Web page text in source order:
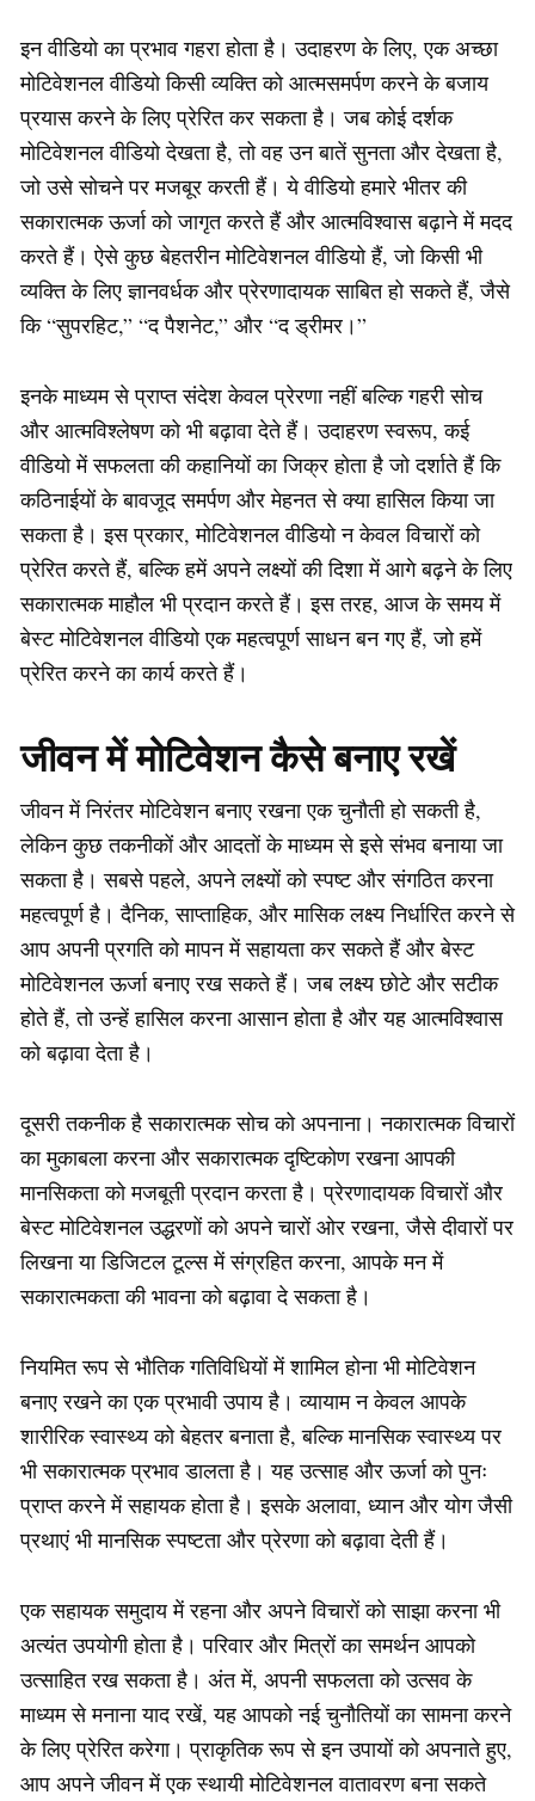
इन वीडियो का प्रभाव गहरा होता है। उदाहरण के लिए, एक अच्छा
मोटिवेशनल वीडियो किसी व्यक्ति को आत्मसमर्पण करने के बजाय
प्रयास करने के लिए प्रेरित कर सकता है। जब कोई दर्शक
मोटिवेशनल वीडियो देखता है, तो वह उन बातें सुनता और देखता है,
जो उसे सोचने पर मजबूर करती हैं। ये वीडियो हमारे भीतर की
सकारात्मक ऊर्जा को जागृत करते हैं और आत्मविश्वास बढ़ाने में मदद
करते हैं। ऐसे कुछ बेहतरीन मोटिवेशनल वीडियो हैं, जो किसी भी
व्यक्ति के लिए ज्ञानवर्धक और प्रेरणादायक साबित हो सकते हैं, जैसे
कि “सुपरहिट,” “द पैशनेट,” और “द ड्रीमर।”
इनके माध्यम से प्राप्त संदेश केवल प्रेरणा नहीं बल्कि गहरी सोच
और आत्मविश्लेषण को भी बढ़ावा देते हैं। उदाहरण स्वरूप, कई
वीडियो में सफलता की कहानियों का जिक्र होता है जो दर्शाते हैं कि
कठिनाईयों के बावजूद समर्पण और मेहनत से क्या हासिल किया जा
सकता है। इस प्रकार, मोटिवेशनल वीडियो न केवल विचारों को
प्रेरित करते हैं, बल्कि हमें अपने लक्ष्यों की दिशा में आगे बढ़ने के लिए
सकारात्मक माहौल भी प्रदान करते हैं। इस तरह, आज के समय में
बेस्ट मोटिवेशनल वीडियो एक महत्वपूर्ण साधन बन गए हैं, जो हमें
प्रेरित करने का कार्य करते हैं।
जीवन में मोटिवेशन कैसे बनाए रखें
जीवन में निरंतर मोटिवेशन बनाए रखना एक चुनौती हो सकती है,
लेकिन कुछ तकनीकों और आदतों के माध्यम से इसे संभव बनाया जा
सकता है। सबसे पहले, अपने लक्ष्यों को स्पष्ट और संगठित करना
महत्वपूर्ण है। दैनिक, साप्ताहिक, और मासिक लक्ष्य निर्धारित करने से
आप अपनी प्रगति को मापन में सहायता कर सकते हैं और बेस्ट
मोटिवेशनल ऊर्जा बनाए रख सकते हैं। जब लक्ष्य छोटे और सटीक
होते हैं, तो उन्हें हासिल करना आसान होता है और यह आत्मविश्वास
को बढ़ावा देता है।
दूसरी तकनीक है सकारात्मक सोच को अपनाना। नकारात्मक विचारों
का मुकाबला करना और सकारात्मक दृष्टिकोण रखना आपकी
मानसिकता को मजबूती प्रदान करता है। प्रेरणादायक विचारों और
बेस्ट मोटिवेशनल उद्धरणों को अपने चारों ओर रखना, जैसे दीवारों पर
लिखना या डिजिटल टूल्स में संग्रहित करना, आपके मन में
सकारात्मकता की भावना को बढ़ावा दे सकता है।
नियमित रूप से भौतिक गतिविधियों में शामिल होना भी मोटिवेशन
बनाए रखने का एक प्रभावी उपाय है। व्यायाम न केवल आपके
शारीरिक स्वास्थ्य को बेहतर बनाता है, बल्कि मानसिक स्वास्थ्य पर
भी सकारात्मक प्रभाव डालता है। यह उत्साह और ऊर्जा को पुनः
प्राप्त करने में सहायक होता है। इसके अलावा, ध्यान और योग जैसी
प्रथाएं भी मानसिक स्पष्टता और प्रेरणा को बढ़ावा देती हैं।
एक सहायक समुदाय में रहना और अपने विचारों को साझा करना भी
अत्यंत उपयोगी होता है। परिवार और मित्रों का समर्थन आपको
उत्साहित रख सकता है। अंत में, अपनी सफलता को उत्सव के
माध्यम से मनाना याद रखें, यह आपको नई चुनौतियों का सामना करने
के लिए प्रेरित करेगा। प्राकृतिक रूप से इन उपायों को अपनाते हुए,
आप अपने जीवन में एक स्थायी मोटिवेशनल वातावरण बना सकते